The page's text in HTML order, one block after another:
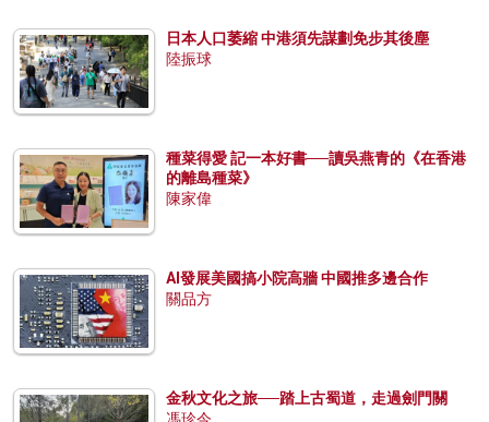
日本人口萎縮 中港須先謀劃免步其後塵
陸振球
種菜得愛 記一本好書──讀吳燕青的《在香港
的離島種菜》
陳家偉
AI發展美國搞小院高牆 中國推多邊合作
關品方
金秋文化之旅──踏上古蜀道，走過劍門關